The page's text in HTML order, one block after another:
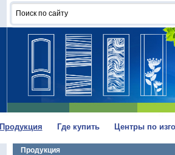
Продукция Где купить Центры по
Продукция